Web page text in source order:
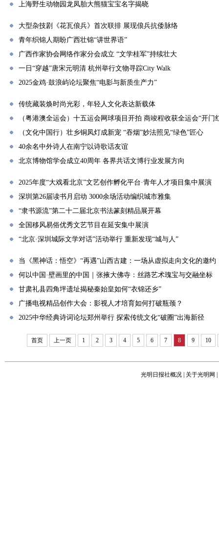
上海野生动物园龙凤胎大熊猫宝宝名字揭晓
大型杂技剧《花瓦俍兵》首次联排 展现俍兵抗倭脉络
青年织锦人期盼广西壮锦“讲世界语”
广西作家协会网络作家分会成立 “文学桂军”持续壮大
一日“穿越”唐宋元明清 杭州举行文物寻踪City Walk
2025金鸡·鼓浪屿论坛聚焦“电影与新质生产力”
传统藏装焕时尚光彩，年轻人文化表达新载体
（粤港澳全运会）十五运会网球项目开拍 商竣程收获全运会“开门
（文化中国行）壮乡铜凤灯成新宠 “吞烟”妙法照见“绿色”匠心
40余名中外诗人在南宁以诗歌话友谊
北京博物馆学会成立40周年 各界共话文博行业发展方向
2025年度“大戏看北京”文艺创作孵化平台·青年人才项目集中展演
深圳第26届读书月启动 3000余场活动编织城市雅集
“隶书源流”第二十二届北京书法篆刻精品展开幕
全国移风易俗优秀文艺节目在延安集中展演
“北京·深圳城际文学对话”活动举行 重新发现“城与人”
当《黑神话：悟空》“再遇”山西古建：一场从虚拟走向文化的邀约
何以中国·壁画里的中国｜张掖大佛寺：丝路艺术瑰宝与交融坐标
甘肃礼县四角坪遗址揭秘秦始皇如何“衣锦还乡”
广播电视精品创作大会：影视人才培育如何打破瓶颈？
2025中华经典诗词论坛郑州举行 探索传统文化“破圈”出海新径
首页 上一页 1 2 3 4 5 6 7 8 9 10
光明日报社概况 关于光明网